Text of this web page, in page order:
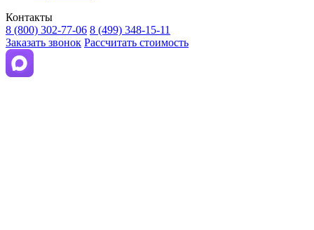
Контакты
8 (800) 302-77-06 8 (499) 348-15-11
Заказать звонок Рассчитать стоимость